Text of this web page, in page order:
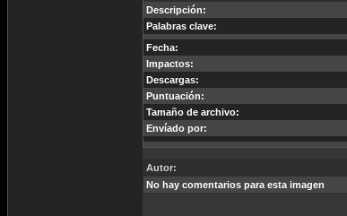
Descripción:
Palabras clave:
Fecha:
Impactos:
Descargas:
Puntuación:
Tamaño de archivo:
Envíado por:
Autor:
No hay comentarios para esta imagen